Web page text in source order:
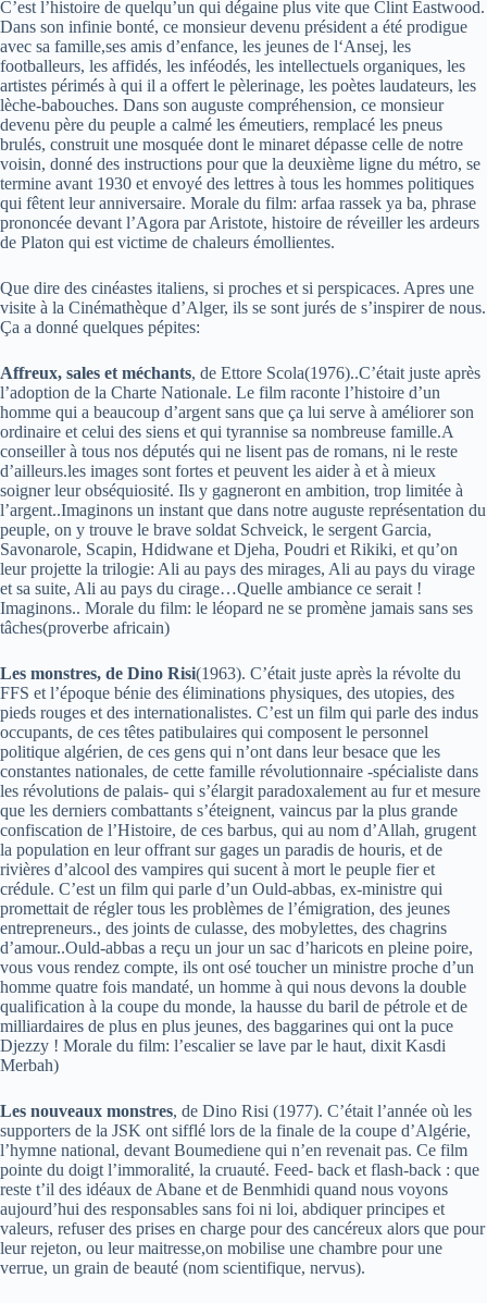
C’est l’histoire de quelqu’un qui dégaine plus vite que Clint Eastwood.
Dans son infinie bonté, ce monsieur devenu président a été prodigue
avec sa famille,ses amis d’enfance, les jeunes de l‘Ansej, les
footballeurs, les affidés, les inféodés, les intellectuels organiques, les
artistes périmés à qui il a offert le pèlerinage, les poètes laudateurs, les
lèche-babouches. Dans son auguste compréhension, ce monsieur
devenu père du peuple a calmé les émeutiers, remplacé les pneus
brulés, construit une mosquée dont le minaret dépasse celle de notre
voisin, donné des instructions pour que la deuxième ligne du métro, se
termine avant 1930 et envoyé des lettres à tous les hommes politiques
qui fêtent leur anniversaire. Morale du film: arfaa rassek ya ba, phrase
prononcée devant l’Agora par Aristote, histoire de réveiller les ardeurs
de Platon qui est victime de chaleurs émollientes.
Que dire des cinéastes italiens, si proches et si perspicaces. Apres une
visite à la Cinémathèque d’Alger, ils se sont jurés de s’inspirer de nous.
Ça a donné quelques pépites:
Affreux, sales et méchants, de Ettore Scola(1976)..C’était juste après
l’adoption de la Charte Nationale. Le film raconte l’histoire d’un
homme qui a beaucoup d’argent sans que ça lui serve à améliorer son
ordinaire et celui des siens et qui tyrannise sa nombreuse famille.A
conseiller à tous nos députés qui ne lisent pas de romans, ni le reste
d’ailleurs.les images sont fortes et peuvent les aider à et à mieux
soigner leur obséquiosité. Ils y gagneront en ambition, trop limitée à
l’argent..Imaginons un instant que dans notre auguste représentation du
peuple, on y trouve le brave soldat Schveick, le sergent Garcia,
Savonarole, Scapin, Hdidwane et Djeha, Poudri et Rikiki, et qu’on
leur projette la trilogie: Ali au pays des mirages, Ali au pays du virage
et sa suite, Ali au pays du cirage…Quelle ambiance ce serait !
Imaginons.. Morale du film: le léopard ne se promène jamais sans ses
tâches(proverbe africain)
Les monstres, de Dino Risi(1963). C’était juste après la révolte du
FFS et l’époque bénie des éliminations physiques, des utopies, des
pieds rouges et des internationalistes. C’est un film qui parle des indus
occupants, de ces têtes patibulaires qui composent le personnel
politique algérien, de ces gens qui n’ont dans leur besace que les
constantes nationales, de cette famille révolutionnaire -spécialiste dans
les révolutions de palais- qui s’élargit paradoxalement au fur et mesure
que les derniers combattants s’éteignent, vaincus par la plus grande
confiscation de l’Histoire, de ces barbus, qui au nom d’Allah, grugent
la population en leur offrant sur gages un paradis de houris, et de
rivières d’alcool des vampires qui sucent à mort le peuple fier et
crédule. C’est un film qui parle d’un Ould-abbas, ex-ministre qui
promettait de régler tous les problèmes de l’émigration, des jeunes
entrepreneurs., des joints de culasse, des mobylettes, des chagrins
d’amour..Ould-abbas a reçu un jour un sac d’haricots en pleine poire,
vous vous rendez compte, ils ont osé toucher un ministre proche d’un
homme quatre fois mandaté, un homme à qui nous devons la double
qualification à la coupe du monde, la hausse du baril de pétrole et de
milliardaires de plus en plus jeunes, des baggarines qui ont la puce
Djezzy ! Morale du film: l’escalier se lave par le haut, dixit Kasdi
Merbah)
Les nouveaux monstres, de Dino Risi (1977). C’était l’année où les
supporters de la JSK ont sifflé lors de la finale de la coupe d’Algérie,
l’hymne national, devant Boumediene qui n’en revenait pas. Ce film
pointe du doigt l’immoralité, la cruauté. Feed- back et flash-back : que
reste t’il des idéaux de Abane et de Benmhidi quand nous voyons
aujourd’hui des responsables sans foi ni loi, abdiquer principes et
valeurs, refuser des prises en charge pour des cancéreux alors que pour
leur rejeton, ou leur maitresse,on mobilise une chambre pour une
verrue, un grain de beauté (nom scientifique, nervus).